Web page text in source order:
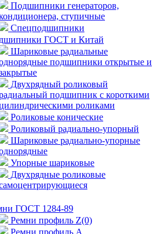
Подшипники генераторов,
ступичные
Спецподшипники
ГОСТ и Китай
Шариковые радиальные
подшипники открытые и
Двухрядный роликовый
подшипник с короткими
роликами
Роликовые конические
Роликовый радиально-упорный
Шариковые радиально-упорные
Упорные шариковые
Двухрядные роликовые
ГОСТ 1284-89
Ремни профиль Z(0)
Ремни профиль А